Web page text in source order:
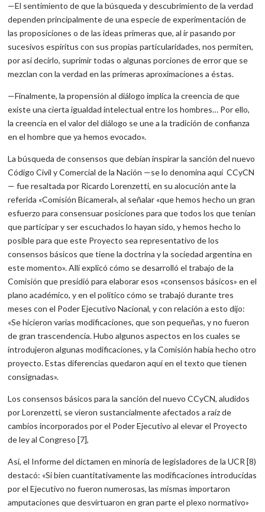
—El sentimiento de que la búsqueda y descubrimiento de la verdad
dependen principalmente de una especie de experimentación de
las proposiciones o de las ideas primeras que, al ir pasando por
sucesivos espíritus con sus propias particularidades, nos permiten,
por así decirlo, suprimir todas o algunas porciones de error que se
mezclan con la verdad en las primeras aproximaciones a éstas.
—Finalmente, la propensión al diálogo implica la creencia de que
existe una cierta igualdad intelectual entre los hombres… Por ello,
la creencia en el valor del diálogo se une a la tradición de confianza
en el hombre que ya hemos evocado».
La búsqueda de consensos que debían inspirar la sanción del nuevo
Código Civil y Comercial de la Nación —se lo denomina aquí CCyCN
— fue resaltada por Ricardo Lorenzetti, en su alocución ante la
referida «Comisión Bicameral», al señalar «que hemos hecho un gran
esfuerzo para consensuar posiciones para que todos los que tenían
que participar y ser escuchados lo hayan sido, y hemos hecho lo
posible para que este Proyecto sea representativo de los
consensos básicos que tiene la doctrina y la sociedad argentina en
este momento». Allí explicó cómo se desarrolló el trabajo de la
Comisión que presidió para elaborar esos «consensos básicos» en el
plano académico, y en el político cómo se trabajó durante tres
meses con el Poder Ejecutivo Nacional, y con relación a esto dijo:
«Se hicieron varias modificaciones, que son pequeñas, y no fueron
de gran trascendencia. Hubo algunos aspectos en los cuales se
introdujeron algunas modificaciones, y la Comisión había hecho otro
proyecto. Estas diferencias quedaron aquí en el texto que tienen
consignadas».
Los consensos básicos para la sanción del nuevo CCyCN, aludidos
por Lorenzetti, se vieron sustancialmente afectados a raíz de
cambios incorporados por el Poder Ejecutivo al elevar el Proyecto
de ley al Congreso [7],
Así, el Informe del dictamen en minoría de legisladores de la UCR [8)
destacó: «Si bien cuantitativamente las modificaciones introducidas
por el Ejecutivo no fueron numerosas, las mismas importaron
amputaciones que desvirtuaron en gran parte el plexo normativo»